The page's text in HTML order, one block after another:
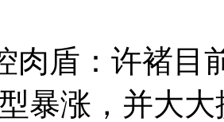
肉盾：许褚目
暴涨，并大